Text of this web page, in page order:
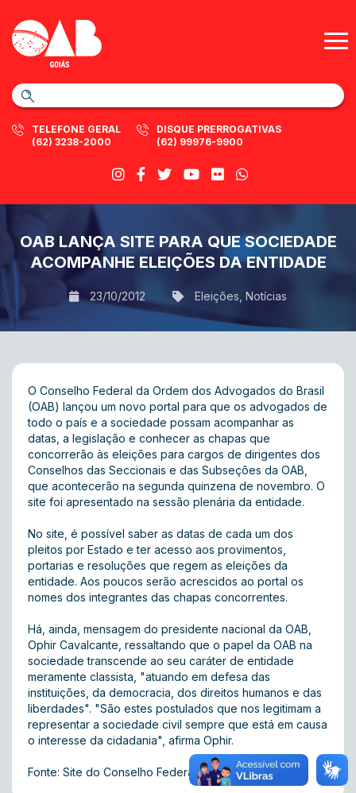
TELEFONE GERAL
(62) 3238-2000
DISQUE PRERROGATIVAS
(62) 99976-9900
OAB LANÇA SITE PARA QUE SOCIEDADE
ACOMPANHE ELEIÇÕES DA ENTIDADE
23/10/2012 Eleições Notícias
O Conselho Federal da Ordem dos Advogados do Brasil
(OAB) lançou um novo portal para que os advogados de
todo o país e a sociedade possam acompanhar as
datas, a legislação e conhecer as chapas que
concorrerão às eleições para cargos de dirigentes dos
Conselhos das Seccionais e das Subseções da OAB,
que acontecerão na segunda quinzena de novembro. O
site foi apresentado na sessão plenária da entidade.
No site, é possível saber as datas de cada um dos
pleitos por Estado e ter acesso aos provimentos,
portarias e resoluções que regem as eleições da
entidade. Aos poucos serão acrescidos ao portal os
nomes dos integrantes das chapas concorrentes.
Há, ainda, mensagem do presidente nacional da OAB,
Ophir Cavalcante, ressaltando que o papel da OAB na
sociedade transcende ao seu caráter de entidade
meramente classista, "atuando em defesa das
instituições, da democracia, dos direitos humanos e das
liberdades". "São estes postulados que nos legitimam a
representar a sociedade civil sempre que está em causa
o interesse da cidadania", afirma Ophir.
Fonte: Site do Conselho Federal da OAB-GO